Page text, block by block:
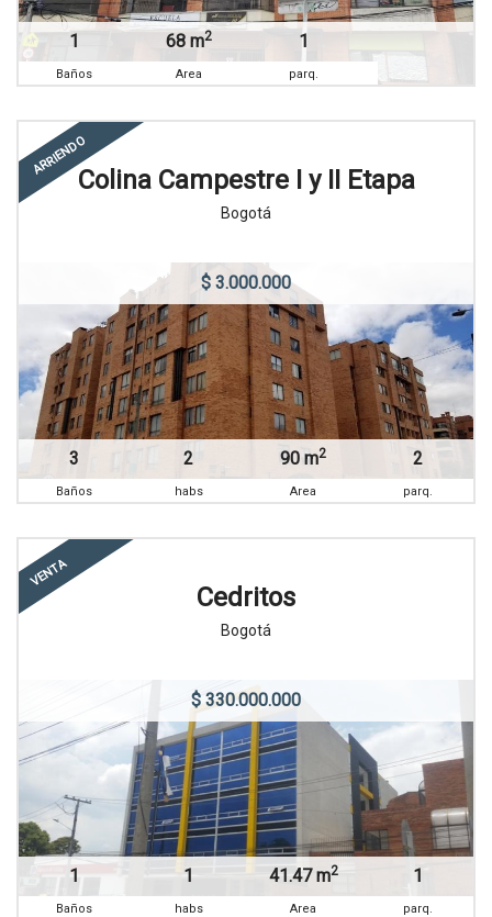
1
Baños
68 m2
Area
1
parq.
Colina Campestre I y II Etapa
Bogotá
ARRIENDO
$ 3.000.000
3
Baños
2
habs
90 m2
Area
2
parq.
Cedritos
Bogotá
VENTA
$ 330.000.000
1
Baños
1
habs
41.47 m2
Area
1
parq.